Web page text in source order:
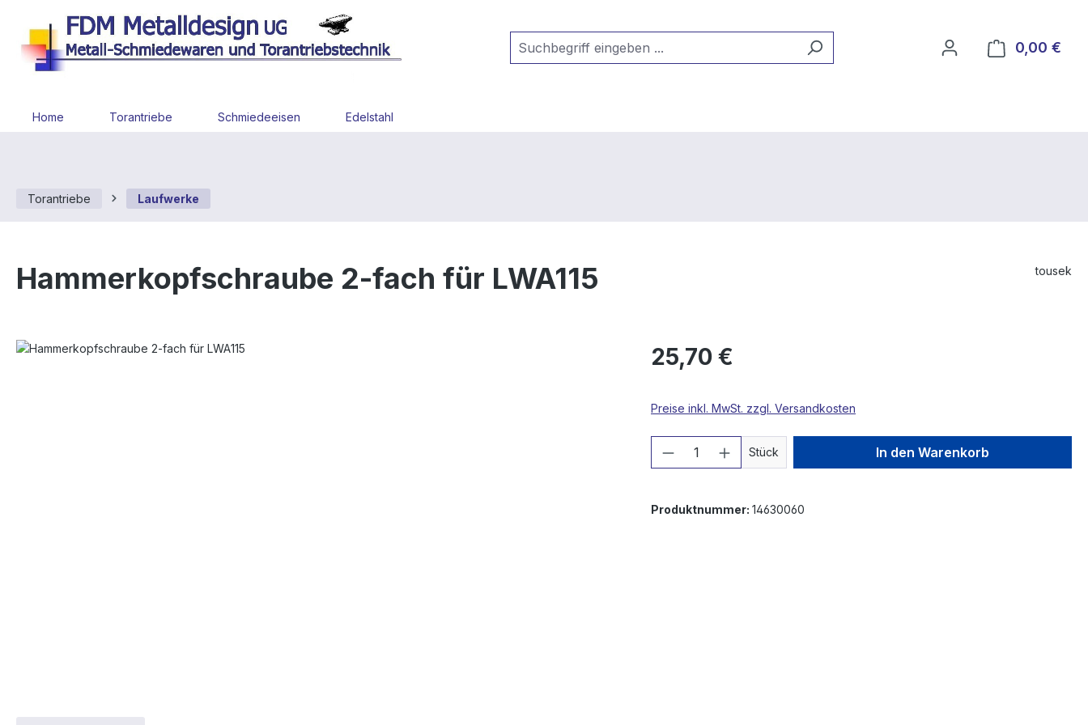
Hauptinhalt springen
Zur Suche springen
Zur Hauptnavigation springen
0,00 €
Home Torantriebe Schmiedeeisen Edelstahl
Torantriebe Laufwerke
Hammerkopfschraube 2-fach für LWA115 tousek
Bildergalerie überspringen 25,70 €
Preise inkl. MwSt. zzgl. Versandkosten
Produkt Anzahl: Gib den gewünschten Wert
Stück In den Warenkorb
Produktnummer: 14630060